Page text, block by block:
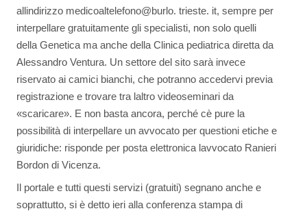
allindirizzo medicoaltelefono@burlo. trieste. it, sempre per
interpellare gratuitamente gli specialisti, non solo quelli
della Genetica ma anche della Clinica pediatrica diretta da
Alessandro Ventura. Un settore del sito sarà invece
riservato ai camici bianchi, che potranno accedervi previa
registrazione e trovare tra laltro videoseminari da
«scaricare». E non basta ancora, perché cè pure la
possibilità di interpellare un avvocato per questioni etiche e
giuridiche: risponde per posta elettronica lavvocato Ranieri
Bordon di Vicenza.
Il portale e tutti questi servizi (gratuiti) segnano anche e
soprattutto, si è detto ieri alla conferenza stampa di